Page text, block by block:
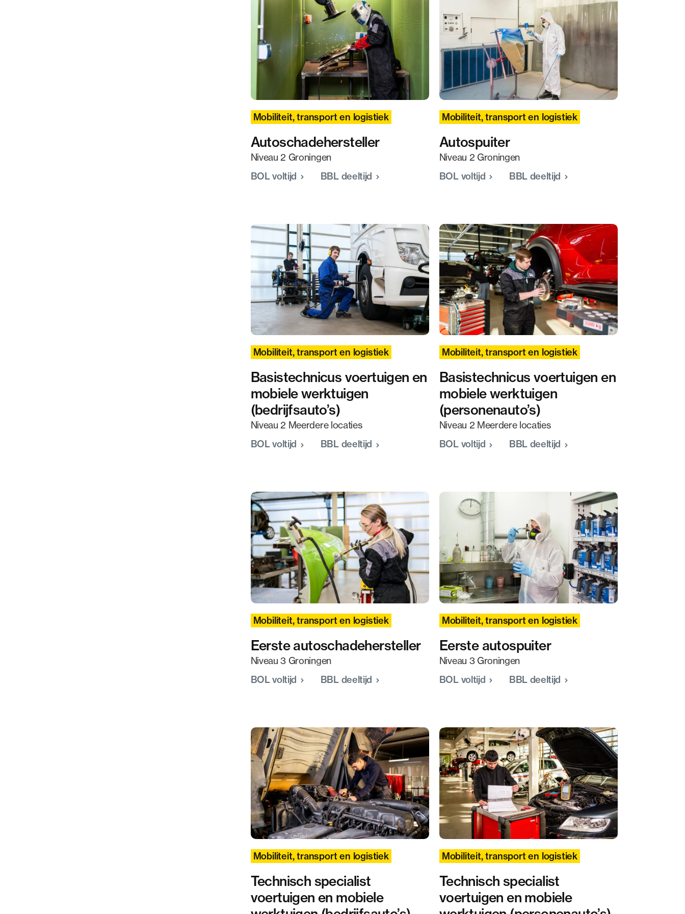
Selectie accepteren Alle cookies accepteren
Autoschadehersteller
Mobiliteit, transport en logistiek
Niveau 2 Groningen
BOL voltijd BBL deeltijd
Autospuiter
Mobiliteit, transport en logistiek
Niveau 2 Groningen
BOL voltijd BBL deeltijd
Basistechnicus voertuigen en
mobiele werktuigen
(bedrijfsauto’s)
Mobiliteit, transport en logistiek
Niveau 2 Meerdere locaties
BOL voltijd BBL deeltijd
Basistechnicus voertuigen en
mobiele werktuigen
(personenauto’s)
Mobiliteit, transport en logistiek
Niveau 2 Meerdere locaties
BOL voltijd BBL deeltijd
Eerste autoschadehersteller
Mobiliteit, transport en logistiek
Niveau 3 Groningen
BOL voltijd BBL deeltijd
Eerste autospuiter
Mobiliteit, transport en logistiek
Niveau 3 Groningen
BOL voltijd BBL deeltijd
Technisch specialist
voertuigen en mobiele
Mobiliteit, transport en logistiek
Technisch specialist
voertuigen en mobiele
Mobiliteit, transport en logistiek